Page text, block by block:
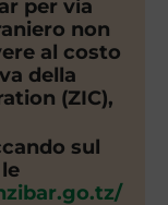
per via
non
al costo
della
(ZIC),
sul